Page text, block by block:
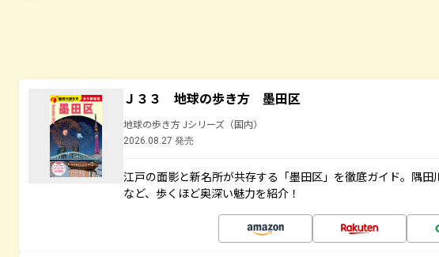
Ｊ３３ 地球の歩き方 墨田区
地球の歩き方 Jシリーズ（国内）
2026.08.27 発売
江戸の面影と新名所が共存する「墨田区」を徹底ガイド。隅
など、歩くほど奥深い魅力を紹介！